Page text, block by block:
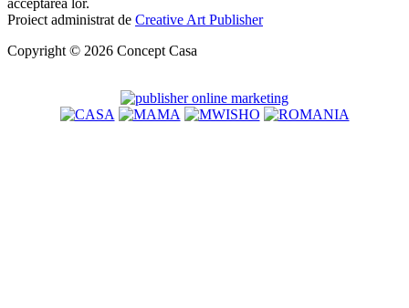
acceptarea lor.
Proiect administrat de Creative Art Publisher
Copyright © 2026 Concept Casa